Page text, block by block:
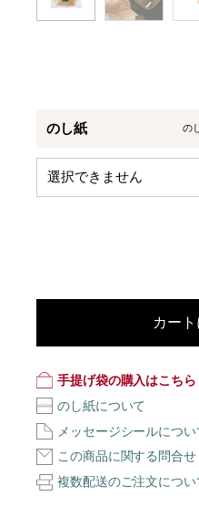
のし紙 の
カー
手提げ袋の購入はこちら
のし紙について
メッセージシールについ
この商品に関する問合せ
複数配送のご注文につい